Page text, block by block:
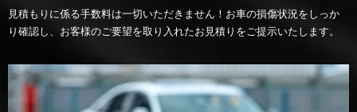
見積もりに係る手数料は一切いただきません！お車の損傷状況をしっか
り確認し、お客様のご要望を取り入れたお見積りをご提示いたします。